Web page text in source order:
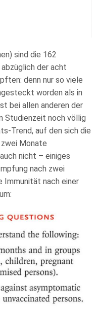
sind die 162
der acht
denn nur so viele
worden als in
bei allen anderen der
Studienzeit noch völlig
Trend, auf den sich die
Monate
nicht – einiges
nach zwei
Immunität nach einer